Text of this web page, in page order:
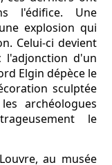
l'édifice. Une
explosion qui
Celui-ci devient
l'adjonction d'un
Elgin dépèce le
sculptée
archéologues
le
au musée